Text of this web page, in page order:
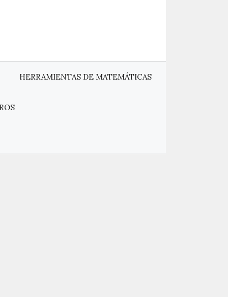
HERRAMIENTAS DE MATEMÁTICAS